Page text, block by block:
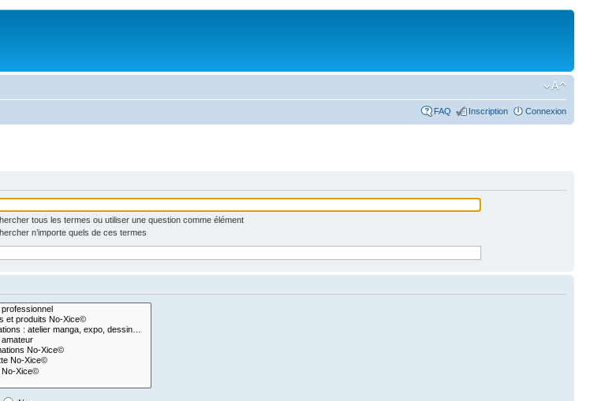
FAQ Inscription Connexion
tous les termes ou utiliser une question comme élément
n’importe quels de ces termes